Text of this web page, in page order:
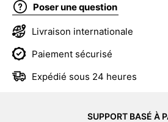
Poser une question
Livraison internationale
Paiement sécurisé
Expédié sous 24 heures
SUPPORT BASÉ À